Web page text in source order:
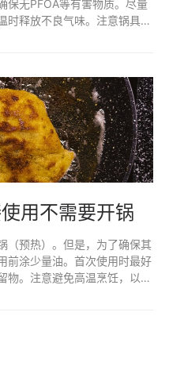
保无PFOA等有害物质。尽量
时释放不良气味。注意锅具的
用不需要开锅
（预热）。但是，为了确保其
前涂少量油。首次使用时最好
物。注意避免高温烹饪，以防